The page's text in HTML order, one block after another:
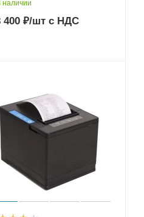
наличии
400₽/штс НДС